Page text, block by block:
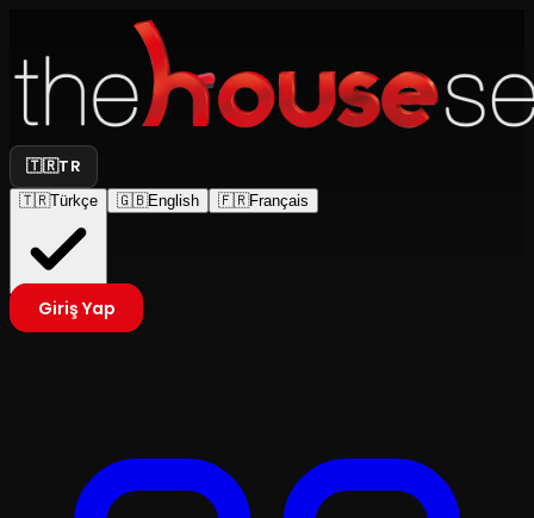
🇹🇷TR
🇹🇷Türkçe 🇬🇧English 🇫🇷Français
Giriş Yap